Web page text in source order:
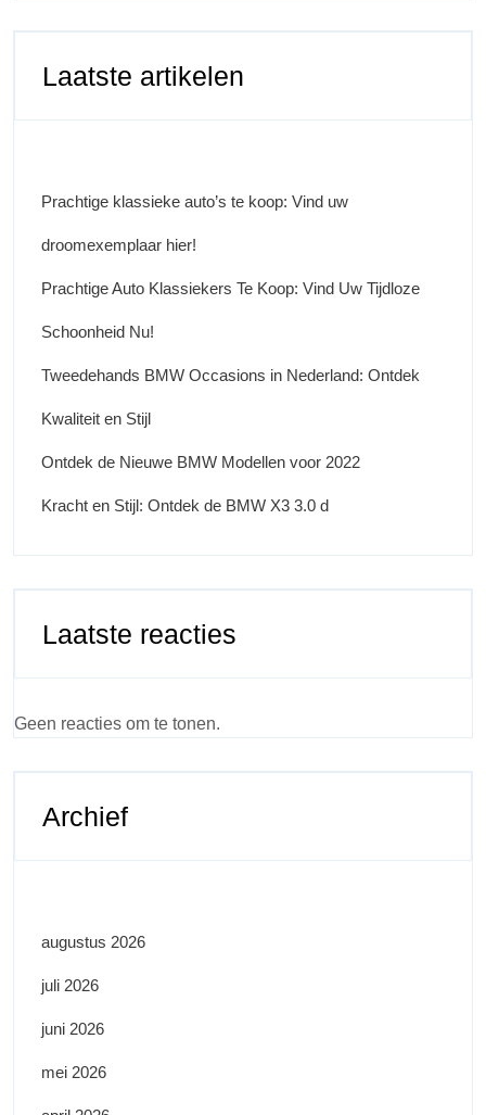
Laatste artikelen
Prachtige klassieke auto’s te koop: Vind uw
droomexemplaar hier!
Prachtige Auto Klassiekers Te Koop: Vind Uw Tijdloze
Schoonheid Nu!
Tweedehands BMW Occasions in Nederland: Ontdek
Kwaliteit en Stijl
Ontdek de Nieuwe BMW Modellen voor 2022
Kracht en Stijl: Ontdek de BMW X3 3.0 d
Laatste reacties
Geen reacties om te tonen.
Archief
augustus 2026
juli 2026
juni 2026
mei 2026